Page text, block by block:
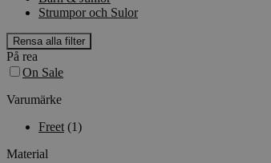
Strumpor och Sulor
Rensa alla filter
På rea
On Sale
Varumärke
Freet (1)
Material